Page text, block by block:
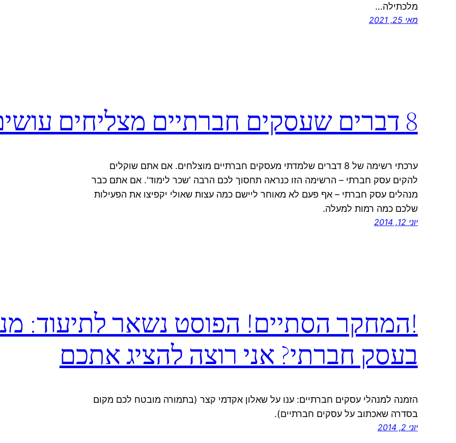
מלכתילה…
מאי 25, 2021
8 דברים שעסקים חברתיים מצליחים עושים
ערכתי רשימה של 8 דברים שלמדתי מעסקים חברתיים מוצלחים. אם אתם שוקלים
להקים עסק חברתי – הרשימה הזו כנראה תחסוך לכם הרבה 'שכר לימוד'. אם אתם כבר
מנהלים עסק חברתי – אף פעם לא מאוחר ליישם כמה עצות שאולי יקפיצו את הפעילות
שלכם כמה רמות למעלה.
יוני 12, 2014
!המחקר הסתיים! הפוסט נשאר לתיעוד:
בעסק חברתי? אני רוצה להציג אתכם
הזמנה למנהלי עסקים חברתיים: ענו על שאלון אקדמי קצר (בתמורה מובטח לכם מקום
בסדרה שאכתוב על עסקים חברתיים).
יוני 2, 2014